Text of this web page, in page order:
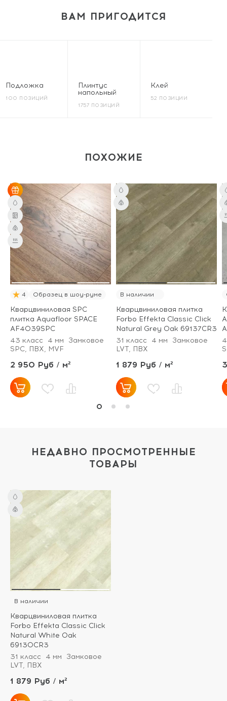
ВАМ ПРИГОДИТСЯ
Подложка
100 ПОЗИЦИЙ
Плинтус
напольный
1757 ПОЗИЦИЙ
Клей
52 ПОЗИЦИИ
ПОХОЖИЕ
4 Образец в шоу-руме
Кварцвиниловая SPC
плитка Aquafloor SPACE
AF4039SPC
43 класс
4 мм
Замковое
SPC, ПВХ, MVF
2 950 Руб / м²
В наличии
Кварцвиниловая плитка
Forbo Effekta Classic Click
Natural Grey Oak 69137CR3
31 класс
4 мм
Замковое
LVT, ПВХ
1 879 Руб / м²
НЕДАВНО ПРОСМОТРЕННЫЕ
ТОВАРЫ
В наличии
Кварцвиниловая плитка
Forbo Effekta Classic Click
Natural White Oak
69130CR3
31 класс
4 мм
Замковое
LVT, ПВХ
1 879 Руб / м²